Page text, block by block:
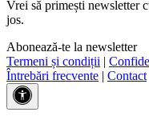
Vrei să primești newsletter
jos.
Abonează-te la newsletter
Termeni și condiții |
Întrebări frecvente | Contact